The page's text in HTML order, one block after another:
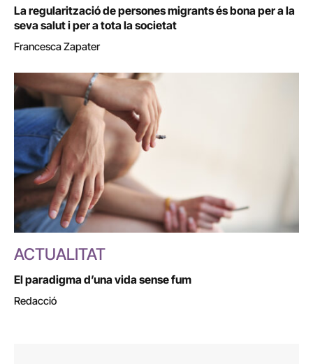
La regularització de persones migrants és bona per a la
seva salut i per a tota la societat
Francesca Zapater
ACTUALITAT
El paradigma d’una vida sense fum
Redacció